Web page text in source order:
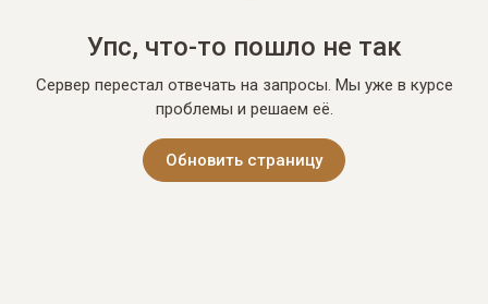
Упс, что-то пошло не так
Сервер перестал отвечать на запросы. Мы уже в курсе
проблемы и решаем её.
Обновить страницу